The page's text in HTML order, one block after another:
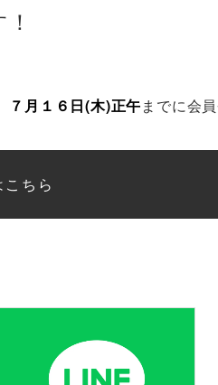
７月１６日(木)正午までに会
ちら